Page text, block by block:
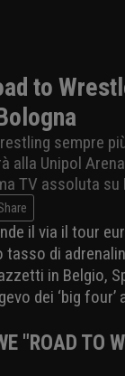
to
sempre
alla Unipol
TV assoluta su
il via il tour
tasso di
in Belgio,
dei ‘big
"ROAD TO